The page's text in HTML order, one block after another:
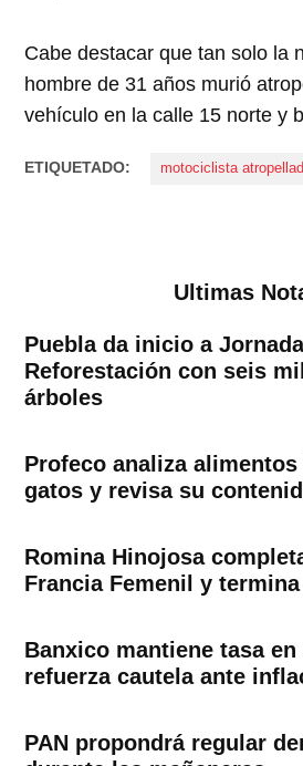
Cabe destacar que tan solo la
hombre de 31 años murió
vehículo en la calle 15 norte y
ETIQUETADO: motociclista
Ultimas
Puebla da inicio a
Reforestación con seis
árboles
Profeco analiza
gatos y revisa su
Romina Hinojosa
Francia Femenil y
Banxico mantiene tasa en
refuerza cautela ante
PAN propondrá regular